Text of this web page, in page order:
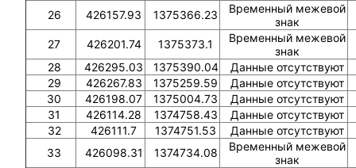
26
426157.93 1375366.23
Временный межевой
знак
27
426201.74 1375373.1
Временный межевой
знак
28
426295.03 1375390.04
Данные отсутствуют
29
426267.83 1375259.59
Данные отсутствуют
30
426198.07 1375004.73
Данные отсутствуют
31
426114.28 1374758.43
Данные отсутствуют
32
426111.7 1374751.53
Данные отсутствуют
33
426098.31 1374734.08
Временный межевой
знак